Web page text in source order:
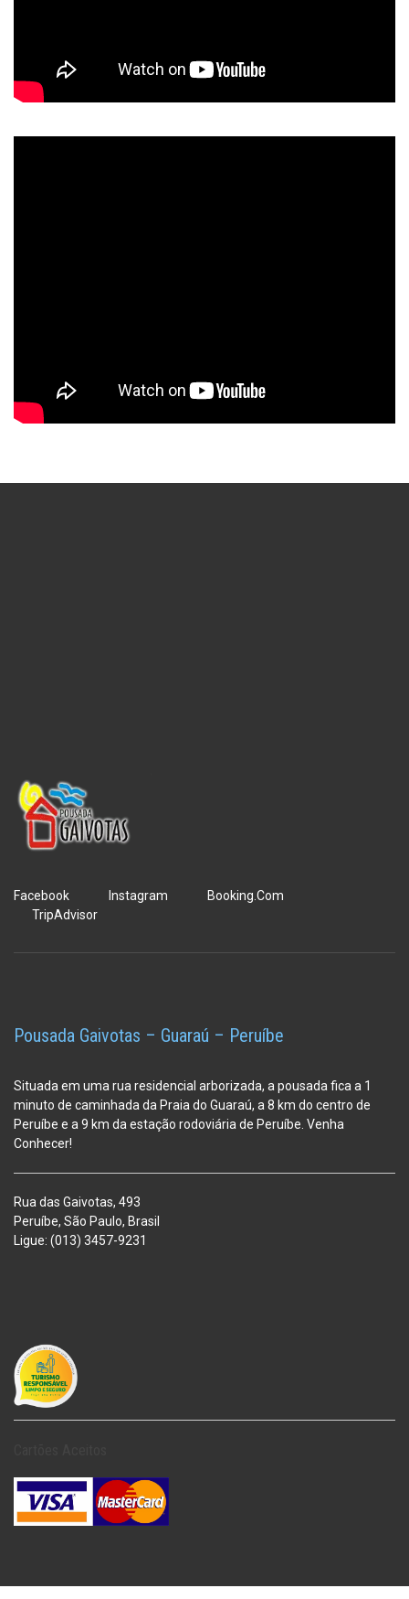
Facebook Instagram
Booking.Com
TripAdvisor
Pousada Gaivotas – Guaraú – Peruíbe
Situada em uma rua residencial arborizada, a pousada fica a 1
minuto de caminhada da Praia do Guaraú, a 8 km do centro de
Peruíbe e a 9 km da estação rodoviária de Peruíbe. Venha
Conhecer!
Rua das Gaivotas, 493
Peruíbe, São Paulo, Brasil
Ligue: (013) 3457-9231